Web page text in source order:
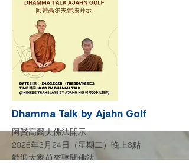
More
Dhamma Talk by Ajahn Golf
阿贊高爾夫佛法開示
2026年3月24日（星期二）晚上8點
歡迎大家前來聽聞佛法。